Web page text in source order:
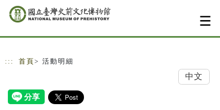
跳到主要內容
網站導覽
::: 首頁 > 活動明細
中文